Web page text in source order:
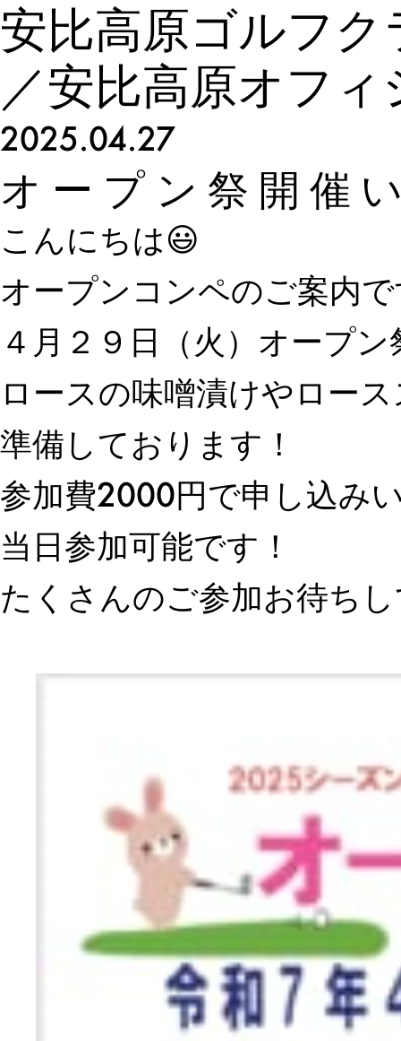
安比高原ゴルフ
／安比高原オフ
2025.04.27
オープン祭開催
こんにちは😃
オープンコンペのご案内
４月２９日（火）オープ
ロースの味噌漬けやロー
準備しております！
参加費2000円で申し込み
当日参加可能です！
たくさんのご参加お待ち